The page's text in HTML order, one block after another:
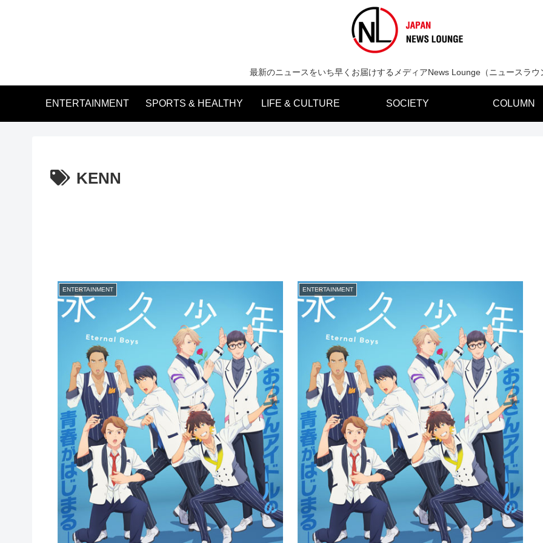
最新のニュースをいち早くお届けするメディアNews Lounge（ニュースラウ
ENTERTAINMENT SPORTS & HEALTHY LIFE & CULTURE SOCIETY COLUMN
KENN
ENTERTAINMENT ENTERTAINMENT